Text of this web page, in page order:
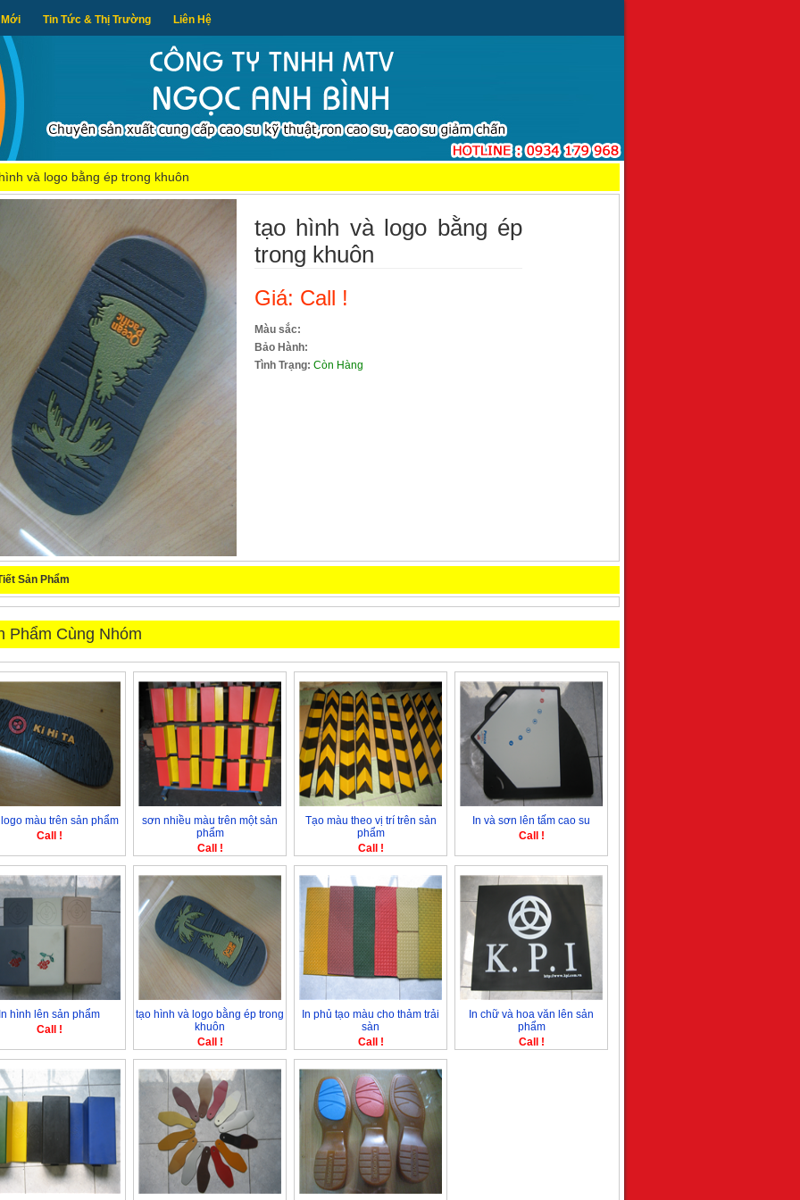
Mới Tin Tức & Thị Trường Liên Hệ
và logo bằng ép trong khuôn
tạo hình và logo bằng ép
trong khuôn
Giá: Call !
Màu sắc:
Bảo Hành:
Tình Trạng: Còn Hàng
Sản Phẩm
Phẩm Cùng Nhóm
màu trên sản phẩm
Call !
sơn nhiều màu trên một sản
phẩm
Call !
Tạo màu theo vị trí trên sản
phẩm
Call !
In và sơn lên tấm cao su
Call !
hình lên sản phẩm
Call !
tạo hình và logo bằng ép trong
khuôn
Call !
In phủ tạo màu cho thảm trải
sàn
Call !
In chữ và hoa văn lên sản
phẩm
Call !